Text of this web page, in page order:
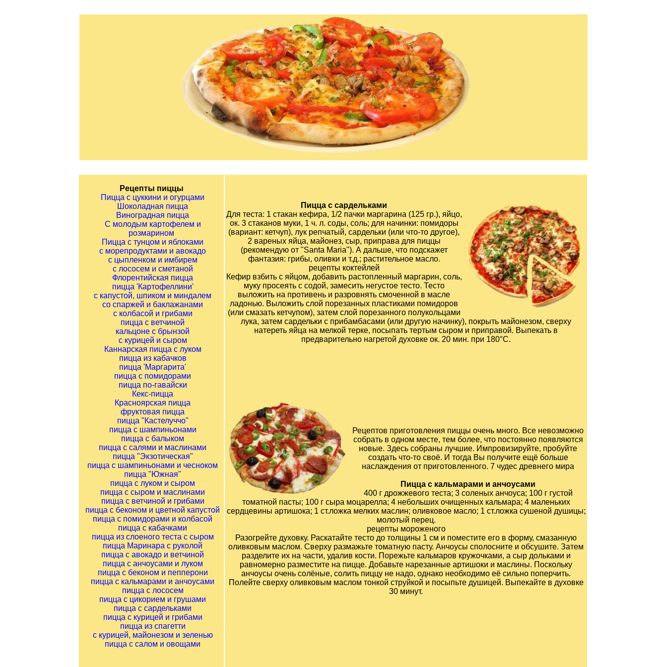
Рецепты пиццы
Пицца с цуккини и огурцами
Шоколадная пицца
Виноградная пицца
С молодым картофелем и
розмарином
Пицца с тунцом и яблоками
с морепродуктами и авокадо
с цыпленком и имбирем
с лососем и сметаной
Флорентийская пицца
пицца 'Картофеллини'
с капустой, шпиком и миндалем
со спаржей и баклажанами
с колбасой и грибами
пицца с ветчиной
кальцоне с брынзой
с курицей и сыром
Каннарская пицца с луком
пицца из кабачков
пицца 'Маргарита'
пицца с помидорами
пицца по-гавайски
Кекс-пицца
Красноярская пицца
фруктовая пицца
пицца "Кастелуччо"
пицца с шампиньонами
пицца с балыком
пицца с салями и маслинами
пицца "Экзотическая"
пицца с шампиньонами и чесноком
пицца "Южная"
пицца с луком и сыром
пицца с сыром и маслинами
пицца с ветчиной и грибами
пицца с беконом и цветной капустой
пицца с помидорами и колбасой
пицца с кабачками
пицца из слоеного теста с сыром
пицца Маринара с руколой
пицца с авокадо и ветчиной
пицца с анчоусами и луком
пицца с беконом и пепперони
пицца с кальмарами и анчоусами
пицца с лососем
пицца с цикорием и грушами
пицца с сардельками
пицца с курицей и грибами
пицца из спагетти
с курицей, майонезом и зеленью
пицца с салом и овощами
Пицца с сардельками
Для теста: 1 стакан кефира, 1/2 пачки маргарина (125 гр.), яйцо,
ок. 3 стаканов муки, 1 ч. л. соды, соль; для начинки: помидоры
(вариант: кетчуп), лук репчатый, сардельки (или что-то другое),
2 вареных яйца, майонез, сыр, приправа для пиццы
(рекомендую от "Santa Maria"). А дальше, что подскажет
фантазия: грибы, оливки и т.д.; растительное масло.
рецепты коктейлей
Кефир взбить с яйцом, добавить растопленный маргарин, соль,
муку просеять с содой, замесить негустое тесто. Тесто
выложить на противень и разровнять смоченной в масле
ладонью. Выложить слой порезанных пластиками помидоров
(или смазать кетчупом), затем слой порезанного полукольцами
лука, затем сардельки с прибамбасами (или другую начинку), покрыть майонезом, сверху
натереть яйца на мелкой терке, посыпать тертым сыром и приправой. Выпекать в
предварительно нагретой духовке ок. 20 мин. при 180°C.
Рецептов приготовления пиццы очень много. Все невозможно
собрать в одном месте, тем более, что постоянно появляются
новые. Здесь собраны лучшие. Импровизируйте, пробуйте
создать что-то своё. И тогда Вы получите ещё больше
наслаждения от приготовленного. 7 чудес древнего мира
Пицца с кальмарами и анчоусами
400 г дрожжевого теста; 3 соленых анчоуса; 100 г густой
томатной пасты; 100 г сыра моцарелла; 4 небольших очищенных кальмара; 4 маленьких
сердцевины артишока; 1 ст.ложка мелких маслин; оливковое масло; 1 ст.ложка сушеной душицы;
молотый перец.
рецепты мороженого
Разогрейте духовку. Раскатайте тесто до толщины 1 см и поместите его в форму, смазанную
оливковым маслом. Сверху размажьте томатную пасту. Анчоусы сполосните и обсушите. Затем
разделите их на части, удалив кости. Порежьте кальмаров кружочками, а сыр дольками и
равномерно разместите на пицце. Добавьте нарезанные артишоки и маслины. Поскольку
анчоусы очень солёные, солить пиццу не надо, однако необходимо её сильно поперчить.
Полейте сверху оливковым маслом тонкой струйкой и посыпьте душицей. Выпекайте в духовке
30 минут.